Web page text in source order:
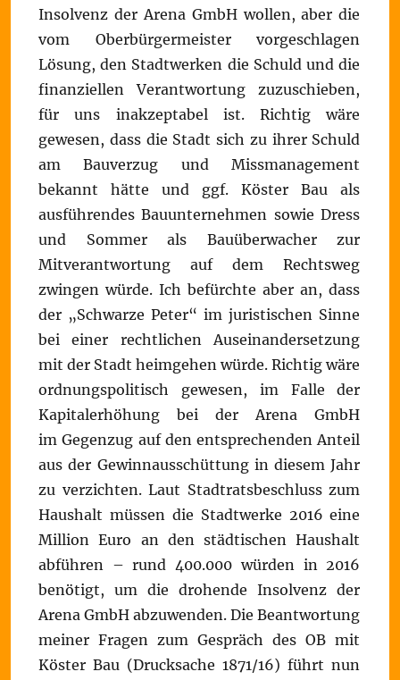
Insolvenz der Arena GmbH wollen, aber die
vom Oberbürgermeister vorgeschlagen
Lösung, den Stadtwerken die Schuld und die
finanziellen Verantwortung zuzuschieben,
für uns inakzeptabel ist. Richtig wäre
gewesen, dass die Stadt sich zu ihrer Schuld
am Bauverzug und Missmanagement
bekannt hätte und ggf. Köster Bau als
ausführendes Bauunternehmen sowie Dress
und Sommer als Bauüberwacher zur
Mitverantwortung auf dem Rechtsweg
zwingen würde. Ich befürchte aber an, dass
der „Schwarze Peter“ im juristischen Sinne
bei einer rechtlichen Auseinandersetzung
mit der Stadt heimgehen würde. Richtig wäre
ordnungspolitisch gewesen, im Falle der
Kapitalerhöhung bei der Arena GmbH
im Gegenzug auf den entsprechenden Anteil
aus der Gewinnausschüttung in diesem Jahr
zu verzichten. Laut Stadtratsbeschluss zum
Haushalt müssen die Stadtwerke 2016 eine
Million Euro an den städtischen Haushalt
abführen – rund 400.000 würden in 2016
benötigt, um die drohende Insolvenz der
Arena GmbH abzuwenden. Die Beantwortung
meiner Fragen zum Gespräch des OB mit
Köster Bau (Drucksache 1871/16) führt nun